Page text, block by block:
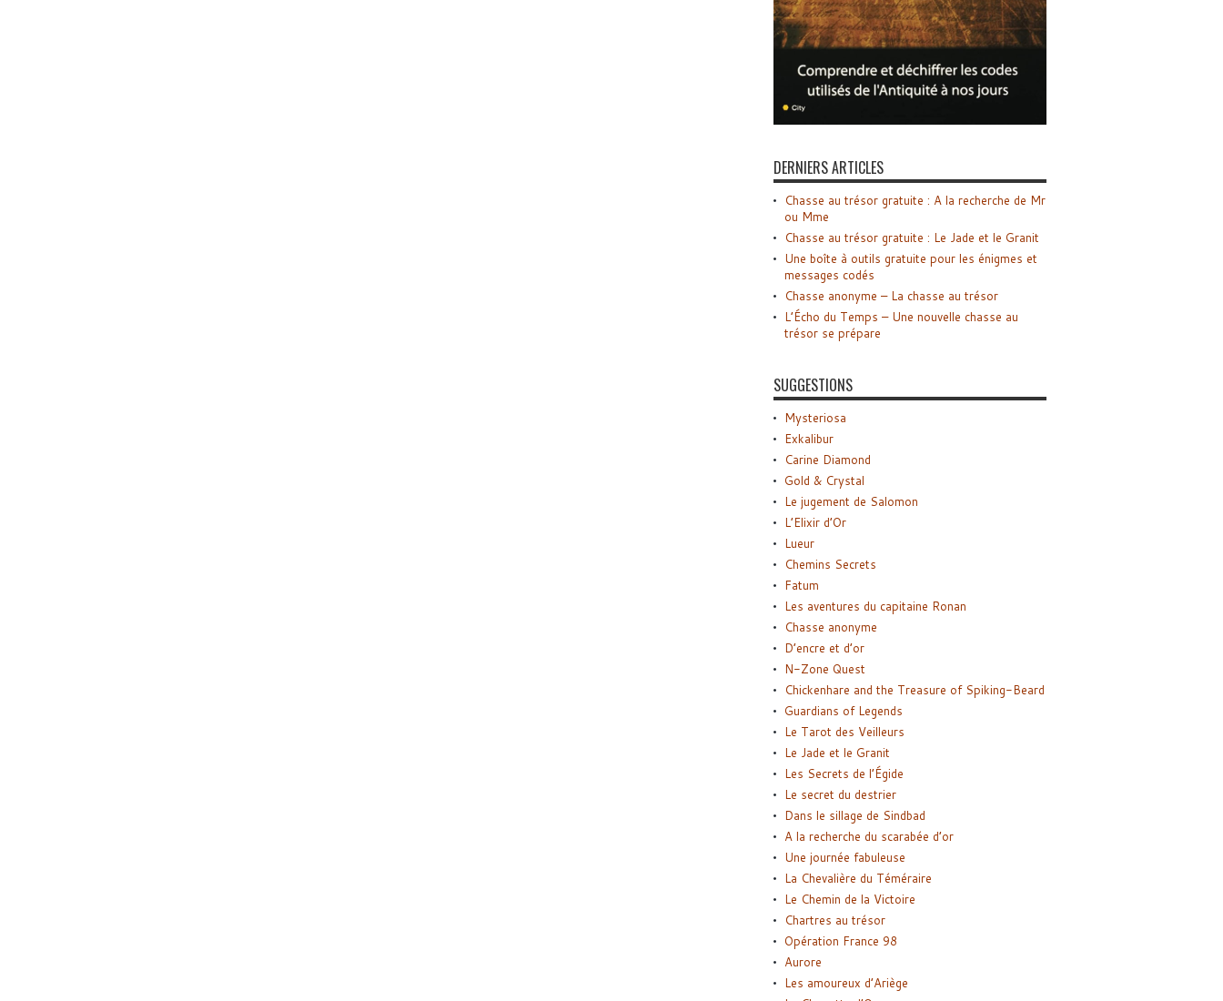
DERNIERS ARTICLES
Chasse au trésor gratuite : A la recherche de Mr
ou Mme
Chasse au trésor gratuite : Le Jade et le Granit
Une boîte à outils gratuite pour les énigmes et
messages codés
Chasse anonyme – La chasse au trésor
L’Écho du Temps – Une nouvelle chasse au
trésor se prépare
SUGGESTIONS
Mysteriosa
Exkalibur
Carine Diamond
Gold & Crystal
Le jugement de Salomon
L’Elixir d’Or
Lueur
Chemins Secrets
Fatum
Les aventures du capitaine Ronan
Chasse anonyme
D’encre et d’or
N-Zone Quest
Chickenhare and the Treasure of Spiking-Beard
Guardians of Legends
Le Tarot des Veilleurs
Le Jade et le Granit
Les Secrets de l’Égide
Le secret du destrier
Dans le sillage de Sindbad
A la recherche du scarabée d’or
Une journée fabuleuse
La Chevalière du Téméraire
Le Chemin de la Victoire
Chartres au trésor
Opération France 98
Aurore
Les amoureux d’Ariège